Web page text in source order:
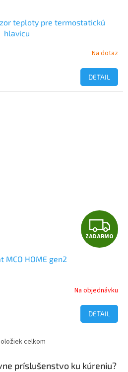
teploty pre termostatickú
hlavicu
Na dotaz
DETAIL
Z
A
A
R
M
ZADARMO
MCO HOME gen2
Na objednávku
DETAIL
O
l
celkom
príslušenstvo ku kúreniu?